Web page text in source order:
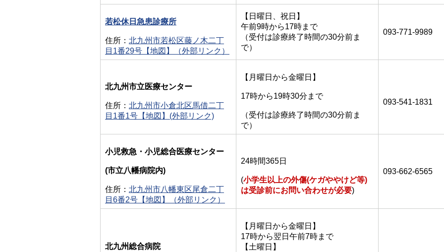
若松休日急患診療所
住所： 北九州市若松区藤ノ木二丁
目1番29号【地図】（外部リンク）
【日曜日、祝日】
午前9時から17時まで
（受付は診療終了時間の30分前ま
で）
093-771-9989
北九州市立医療センター
住所： 北九州市小倉北区馬借二丁
目1番1号【地図】(外部リンク)
【月曜日から金曜日】
17時から19時30分まで
（受付は診療終了時間の30分前ま
で）
093-541-1831
小児救急・小児総合医療センター
(市立八幡病院内)
住所： 北九州市八幡東区尾倉二丁
目6番2号【地図】（外部リンク）
24時間365日
(小学生以上の外傷(ケガややけど等)
は受診前にお問い合わせが必要)
093-662-6565
北九州総合病院
【月曜日から金曜日】
17時から翌日午前7時まで
【土曜日】